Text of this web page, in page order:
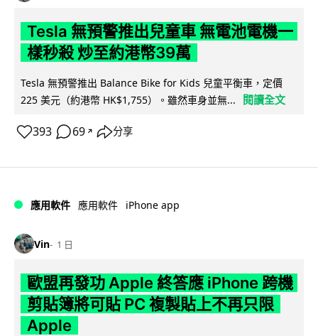
Tesla 無預警推出兒童車 無電池電機一
樣秒殺 炒至約港幣39萬
Tesla 無預警推出 Balance Bike for Kids 兒童平衡車，定價
225 美元（約港幣 HK$1,755）。雖然車身並無...
閱讀全文
393 69 ↗ 分享
應用軟件 應用軟件 iPhone app
Vin 1 日
歐盟再發功 Apple 終答應 iPhone 跨機
剪貼簿將可貼 PC 複製貼上不再只限
Apple